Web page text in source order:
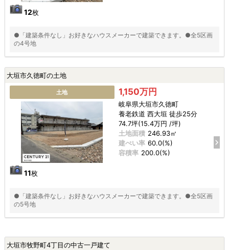
12枚
●「建築条件なし」お好きなハウスメーカーで建築できます。●全5区画
の4号地
大垣市久徳町の土地
土地
11枚
1,150万円
岐阜県大垣市久徳町
養老鉄道 西大垣 徒歩25分
74.7坪(15.4万円 /坪)
土地面積 246.93㎡
建ぺい率 60.0(%)
容積率 200.0(%)
●「建築条件なし」お好きなハウスメーカーで建築できます。●全5区画
の5号地
大垣市牧野町4丁目の中古一戸建て